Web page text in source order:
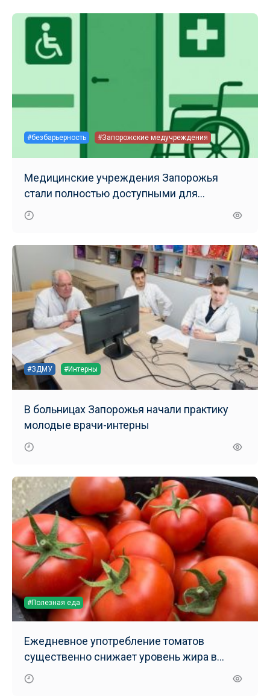
#безбарьерность #Запорожские медучреждения
Медицинские учреждения Запорожья
стали полностью доступными для
маломобильных групп населения
#ЗДМУ #Интерны
В больницах Запорожья начали практику
молодые врачи-интерны
#Полезная еда
Ежедневное употребление томатов
существенно снижает уровень жира в
печени – результаты нового исследования